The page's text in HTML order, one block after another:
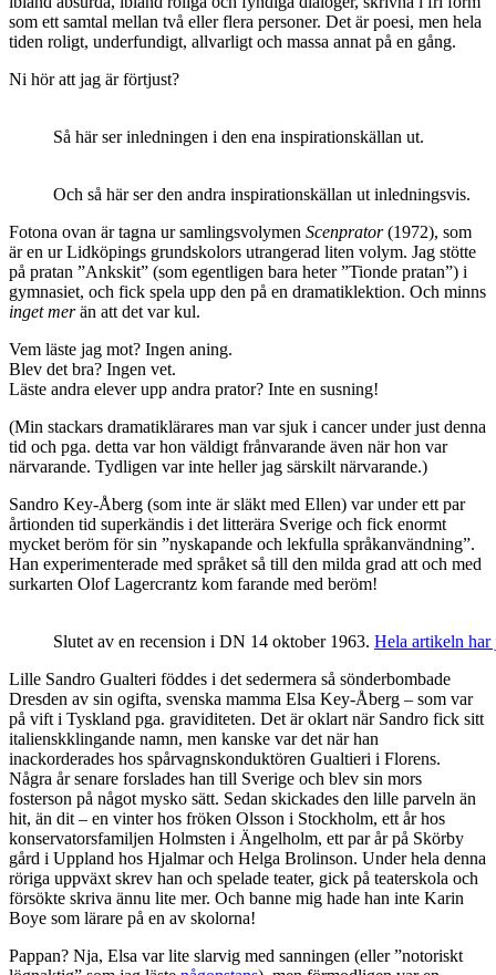
som ett samtal mellan två eller flera personer. Det är poesi, men hela
tiden roligt, underfundigt, allvarligt och massa annat på en gång.
Ni hör att jag är förtjust?
Så här ser inledningen i den ena inspirationskällan ut.
Och så här ser den andra inspirationskällan ut inledningsvis.
Fotona ovan är tagna ur samlingsvolymen Scenprator(1972), som
är en ur Lidköpings grundskolors utrangerad liten volym. Jag stötte
på pratan ”Ankskit” (som egentligen bara heter ”Tionde pratan”) i
gymnasiet, och fick spela upp den på en dramatiklektion. Och minns
inget merän att det var kul.
Vem läste jag mot? Ingen aning.
Blev det bra? Ingen vet.
Läste andra elever upp andra prator? Inte en susning!
(Min stackars dramatiklärares man var sjuk i cancer under just denna
tid och pga. detta var hon väldigt frånvarande även när hon var
närvarande. Tydligen var inte heller jag särskilt närvarande.)
Sandro Key-Åberg (som inte är släkt med Ellen) var under ett par
årtionden tid superkändis i det litterära Sverige och fick enormt
mycket beröm för sin ”nyskapande och lekfulla språkanvändning”.
Han experimenterade med språket så till den milda grad att och med
surkarten Olof Lagercrantz kom farande med beröm!
Slutet av en recension i DN 14 oktober 1963. Hela artikeln har
Lille Sandro Gualteri föddes i det sedermera så sönderbombade
Dresden av sin ogifta, svenska mamma Elsa Key-Åberg – som var
på vift i Tyskland pga. graviditeten. Det är oklart när Sandro fick sitt
italienskklingande namn, men kanske var det när han
inackorderades hos spårvagnskonduktören Gualtieri i Florens.
Några år senare forslades han till Sverige och blev sin mors
fosterson på något mysko sätt. Sedan skickades den lille parveln än
hit, än dit – en vinter hos fröken Olsson i Stockholm, ett år hos
konservatorsfamiljen Holmsten i Ängelholm, ett par år på Skörby
gård i Uppland hos Hjalmar och Helga Brolinson. Under hela denna
röriga uppväxt skrev han och spelade teater, gick på teaterskola och
försökte skriva ännu lite mer. Och banne mig hade han inte Karin
Boye som lärare på en av skolorna!
Pappan? Nja, Elsa var lite slarvig med sanningen (eller ”notoriskt